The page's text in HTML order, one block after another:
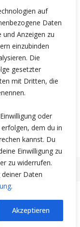
auf
Daten
und Anzeigen zu
einzubinden
Die
gesetzter
mit Dritten, die
oder
dem du in
kannst. Du
Einwilligung zu
zu widerrufen.
Daten
.
Akzeptieren
traducir »